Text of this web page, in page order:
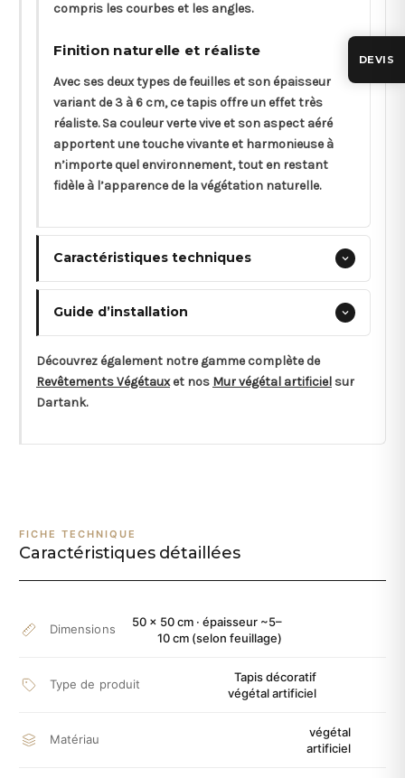
compris les courbes et les angles.
Finition naturelle et réaliste
Avec ses deux types de feuilles et son épaisseur
variant de 3 à 6 cm, ce tapis offre un effet très
réaliste. Sa couleur verte vive et son aspect aéré
apportent une touche vivante et harmonieuse à
n’importe quel environnement, tout en restant
fidèle à l’apparence de la végétation naturelle.
Caractéristiques techniques
Guide d’installation
Découvrez également notre gamme complète de
Revêtements Végétauxet nos Mur végétal artificiel sur
Dartank.
FICHE TECHNIQUE
Caractéristiques détaillées
Dimensions
50 × 50 cm · épaisseur ~5–
10 cm (selon feuillage)
Type de produit
Tapis décoratif
végétal artificiel
Matériau
végétal
artificiel
DEVIS